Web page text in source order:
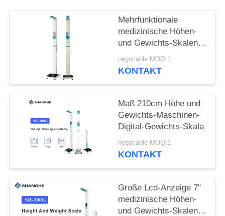
SITEMAP
PRIVACY
POLICY
Mehrfunktionale
medizinische Höhen-
und Gewichts-Skalen
AC100V Sh300g
benutzt für Einkaufshall
negotiable MOQ:1
KONTAKT
Maß 210cm Höhe und
Gewichts-Maschinen-
Digital-Gewichts-Skala
negotiable MOQ:1
KONTAKT
Große Lcd-Anzeige 7"
medizinische Höhen-
und Gewichts-Skalen